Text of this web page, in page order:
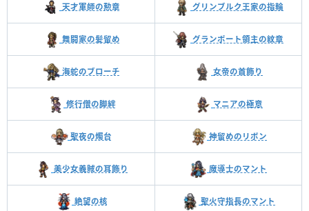
天才軍師の勲章 グリンブルク王家の指輪
舞闘家の髪留め グランポート領主の紋章
海蛇のブローチ 女帝の首飾り
修行僧の脚絆 マニアの極意
聖夜の燭台 神留めのリボン
美少女義賊の耳飾り 魔導士のマント
絶望の核 聖火守指長のマント